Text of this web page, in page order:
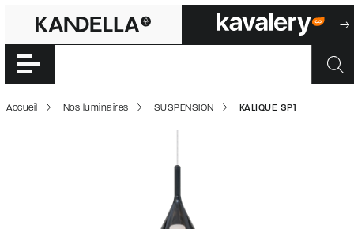
KALIQUE SP1 |
Accéder directement au contenu de la page
Accueil Nos luminaires SUSPENSION KALIQUE SP1